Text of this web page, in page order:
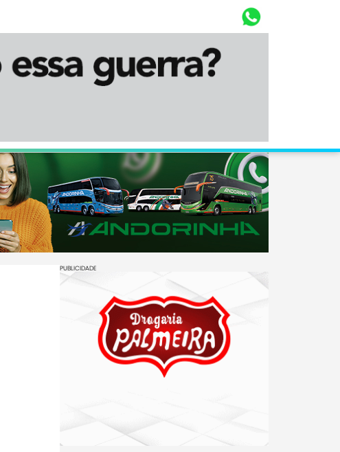
Diário Corumbaense
PUBLICIDADE